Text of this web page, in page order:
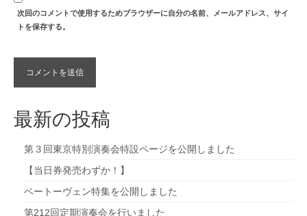
次回のコメントで使用するためブラウザーに自分の名前、メールアドレス、サイ
トを保存する。
最新の投稿
第３回東京特別演奏会特設ページを公開しました
【当日券発売わずか！】
ベートーヴェン特集を公開しました
第212回定期演奏会を行いました